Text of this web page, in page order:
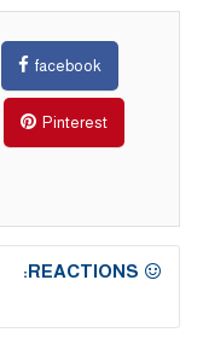
facebook
Pinterest
REACTIONS: